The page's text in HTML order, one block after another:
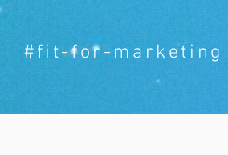
#fit-for-marketing